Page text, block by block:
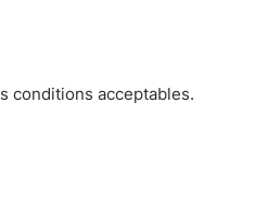
conditions acceptables.